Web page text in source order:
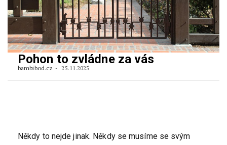
Pohon to zvládne za vás
bambibod.cz 25.11.2025
Někdy to nejde jinak. Někdy se musíme se svým